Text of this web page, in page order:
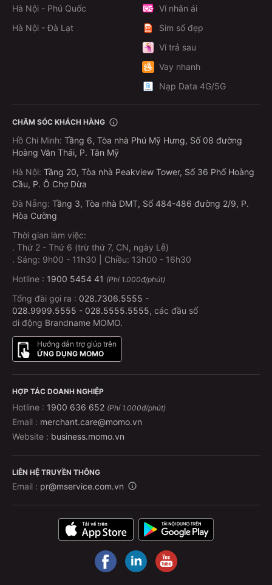
Hà Nội - Phú Quốc
Hà Nội - Đà Lạt
Ví nhân ái
Sim số đẹp
Ví trả sau
Vay nhanh
Nạp Data 4G/5G
CHĂM SÓC KHÁCH HÀNG
Hồ Chí Minh: Tầng 6, Tòa nhà Phú Mỹ Hưng, Số 08 đường
Hoàng Văn Thái, P. Tân Mỹ
Hà Nội: Tầng 20, Tòa nhà Peakview Tower, Số 36 Phố Hoàng
Cầu, P. Ô Chợ Dừa
Đà Nẵng: Tầng 3, Tòa nhà DMT, Số 484-486 đường 2/9, P.
Hòa Cường
Thời gian làm việc:
. Thứ 2 - Thứ 6 (trừ thứ 7, CN, ngày Lễ)
. Sáng: 9h00 - 11h30 | Chiều: 13h00 - 16h30
Hotline : 1900 5454 41 (Phí 1.000đ/phút)
Tổng đài gọi ra : 028.7306.5555 -
028.9999.5555 - 028.5555.5555, các đầu số
di động Brandname MOMO.
Hướng dẫn trợ giúp trên
ỨNG DỤNG MOMO
HỢP TÁC DOANH NGHIỆP
Hotline : 1900 636 652 (Phí 1.000đ/phút)
Email : merchant.care@momo.vn
Website : business.momo.vn
LIÊN HỆ TRUYỀN THÔNG
Email : pr@mservice.com.vn